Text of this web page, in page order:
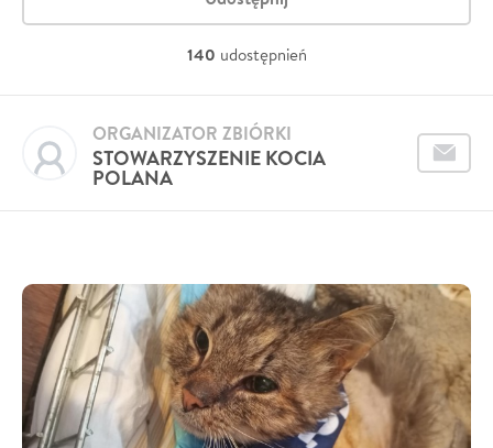
140 udostępnień
STOWARZYSZENIE KOCIA
POLANA
ORGANIZATOR ZBIÓRKI